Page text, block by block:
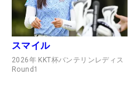
スマイル
2026年 KKT杯バンテリンレディス
Round1